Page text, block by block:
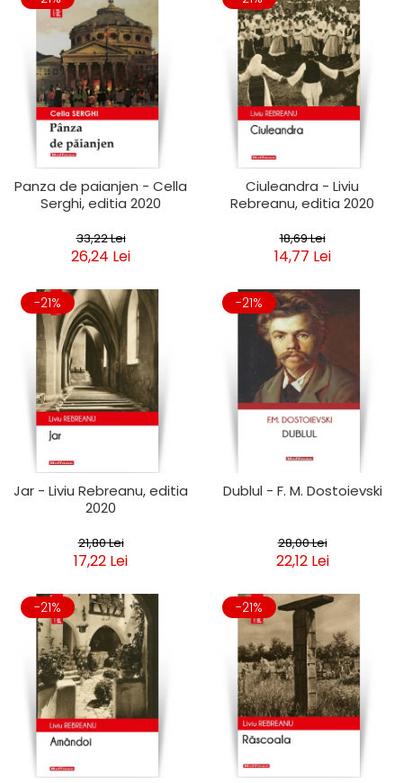
Panza de paianjen - Cella
Serghi, editia 2020
33,22 Lei
26,24 Lei
Ciuleandra - Liviu
Rebreanu, editia 2020
18,69 Lei
14,77 Lei
-21%
Jar - Liviu Rebreanu, editia
2020
21,80 Lei
17,22 Lei
-21%
Dublul - F. M. Dostoievski
28,00 Lei
22,12 Lei
-21% -21%